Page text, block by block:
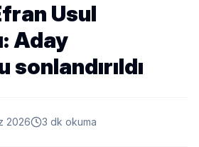
Usul
Aday
2026 3 dk okuma